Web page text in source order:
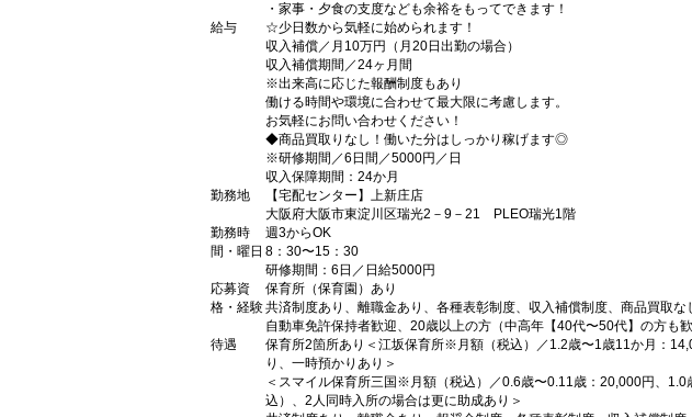
・家事・夕食の支度なども余裕をもってできます！
給与
☆少日数から気軽に始められます！
収入補償／月10万円（月20日出勤の場合）
収入補償期間／24ヶ月間
※出来高に応じた報酬制度もあり
働ける時間や環境に合わせて最大限に考慮します。
お気軽にお問い合わせください！
◆商品買取りなし！働いた分はしっかり稼げます◎
※研修期間／6日間／5000円／日
収入保障期間：24か月
勤務地
【宅配センター】上新庄店
大阪府大阪市東淀川区瑞光2－9－21 PLEO瑞光1階
勤務時
間・曜日
週3からOK
8：30〜15：30
研修期間：6日／日給5000円
応募資
格・経験
保育所（保育園）あり
共済制度あり、離職金あり、各種表彰制度、収入補償制度、商品買取
自動車免許保持者歓迎、20歳以上の方（中高年【40代〜50代】の方も
待遇
保育所2箇所あり＜江坂保育所※月額（税込）／1.2歳〜1歳11か月：
り、一時預かりあり＞
＜スマイル保育所三国※月額（税込）／0.6歳〜0.11歳：20,000円、
込）、2人同時入所の場合は更に助成あり＞